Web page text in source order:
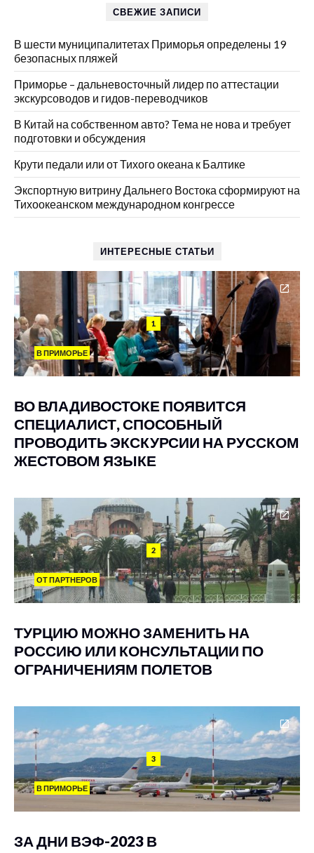
СВЕЖИЕ ЗАПИСИ
В шести муниципалитетах Приморья определены 19
безопасных пляжей
Приморье – дальневосточный лидер по аттестации
экскурсоводов и гидов-переводчиков
В Китай на собственном авто? Тема не нова и требует
подготовки и обсуждения
Крути педали или от Тихого океана к Балтике
Экспортную витрину Дальнего Востока сформируют на
Тихоокеанском международном конгрессе
ИНТЕРЕСНЫЕ СТАТЬИ
1
В ПРИМОРЬЕ
ВО ВЛАДИВОСТОКЕ ПОЯВИТСЯ
СПЕЦИАЛИСТ, СПОСОБНЫЙ
ПРОВОДИТЬ ЭКСКУРСИИ НА РУССКОМ
ЖЕСТОВОМ ЯЗЫКЕ
2
ОТ ПАРТНЕРОВ
ТУРЦИЮ МОЖНО ЗАМЕНИТЬ НА
РОССИЮ ИЛИ КОНСУЛЬТАЦИИ ПО
ОГРАНИЧЕНИЯМ ПОЛЕТОВ
3
В ПРИМОРЬЕ
ЗА ДНИ ВЭФ-2023 В